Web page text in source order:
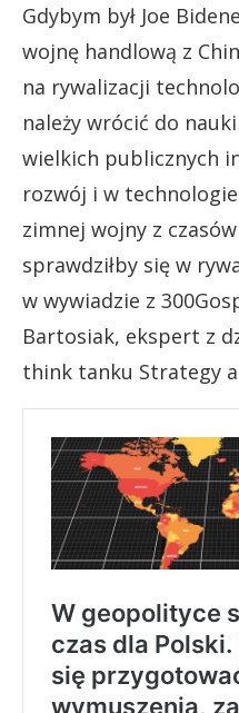
Gdybym był Joe
wojnę handlową z
na rywalizacji
należy wrócić do
wielkich publicznych
rozwój i w
zimnej wojny z
sprawdziłby się w
w wywiadzie z
Bartosiak, ekspert z
think tanku Strategy